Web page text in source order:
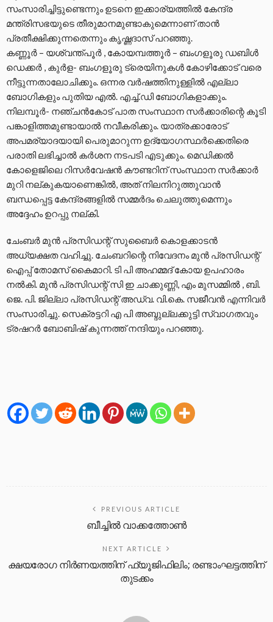
സംസാരിച്ചിട്ടുണ്ടെന്നും ഉടനെ ഇക്കാര്യത്തിൽ കേന്ദ്ര
മന്ത്രിസഭയുടെ തീരുമാനമുണ്ടാകുമെന്നാണ് താൻ
പ്രതീക്ഷിക്കുന്നതെന്നും കൃഷ്ണദാസ് പറഞ്ഞു.
കണ്ണൂർ – യശ്വന്ത്‌പൂർ , കോയമ്പത്തൂർ – ബംഗളൂരു ഡബിൾ
ഡെക്കർ , കുർള- ബംഗളൂരു ട്രെയിനുകൾ കോഴിക്കോട് വരെ
നീട്ടുന്നതാലോചിക്കും. ഒന്നര വർഷത്തിനുള്ളിൽ എല്ലാ
ബോഗികളും പുതിയ എൽ. എച്ച്.ഡി ബോഗികളാക്കും.
നിലമ്പൂർ- നഞ്ചൻകോട് പാത സംസ്ഥാന സർക്കാരിന്റെ കൂടി
പങ്കാളിത്തമുണ്ടായാൽ നവീകരിക്കും. യാത്രക്കാരോട്
അപമര്യാദയായി പെരുമാറുന്ന ഉദ്യോഗസ്ഥർക്കെതിരെ
പരാതി ലഭിച്ചാൽ കർശന നടപടി എടുക്കും. മെഡിക്കൽ
കോളെജിലെ റിസർവേഷൻ കൗണ്ടറിന് സംസ്ഥാന സർക്കാർ
മുറി നല്കുകയാണെങ്കിൽ, അത് നിലനിറുത്തുവാൻ
ബന്ധപ്പെട്ട കേന്ദ്രങ്ങളിൽ സമ്മർദം ചെലുത്തുമെന്നും
അദ്ദേഹം ഉറപ്പു നല്കി.
ചേംബർ മുൻ പ്രസിഡന്റ് സുബൈർ കൊളക്കാടൻ
അധ്യക്ഷത വഹിച്ചു. ചേംബറിന്റെ നിവേദനം മുൻ പ്രസിഡന്റ്
ഐപ്പ് തോമസ് കൈമാറി. ടി പി അഹമ്മദ് കോയ ഉപഹാരം
നൽകി. മുൻ പ്രസിഡന്റ് സി ഇ ചാക്കുണ്ണി, എം മുസമ്മിൽ , ബി.
ജെ. പി. ജില്ലാ പ്രസിഡന്റ് അഡ്വ. വി.കെ. സജീവൻ എന്നിവർ
സംസാരിച്ചു. സെക്രട്ടറി എ പി അബ്ദുല്ലക്കുട്ടി സ്വാഗതവും
ട്രഷറർ ബോബിഷ് കുന്നത്ത് നന്ദിയും പറഞ്ഞു.
PREVIOUS ARTICLE
ബീച്ചിൽ വാക്കത്തോൺ
NEXT ARTICLE
ക്ഷയരോഗ നിര്‍ണയത്തിന് ഫ്യൂജിഫിലിം; രണ്ടാംഘട്ടത്തിന്
തുടക്കം